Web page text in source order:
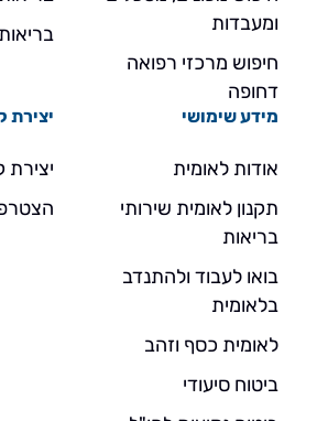
ומעבדות
חיפוש מרכזי רפואה
דחופה
מידע שימושי
אודות לאומית
תקנון לאומית שירותי
בריאות
בואו לעבוד ולהתנדב
בלאומית
לאומית כסף וזהב
ביטוח סיעודי
יצירת